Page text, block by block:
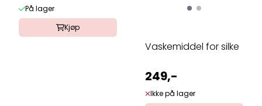
På lager
Kjøp
Vaskemiddel for silke
249,-
Ikke på lager